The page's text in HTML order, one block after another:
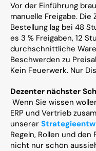
Vor der Einführung
manuelle Freigabe.
Bestellung lag bei 48
es 3 % Freigaben, 12
durchschnittliche
Beschwerden zu
Kein Feuerwerk. Nur
Dezenter nächster
Wenn Sie wissen
ERP und Vertrieb
unserer
Regeln, Rollen und
nicht nur schön